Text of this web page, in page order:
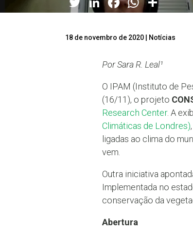
18 de novembro de 2020 Notícias
Por Sara R. Leal¹
O IPAM (Instituto de
(16/11), o projeto
Research Center. A
Climáticas de Londres)
ligadas ao clima do
vem.
Outra iniciativa
Implementada no
conservação da
Abertura